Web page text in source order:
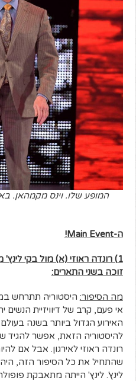
המופע שלו. וינס מקמהאן.
ה-Main Event
!
1) רונדה ראוזי (א) מול בקי
זוכה בשני התארים:
מה הסיפור: היסטוריה תתרחש
אי פעם, קרב של דיוויזיית
האירוע הגדול ביותר בשנה
להיסטוריה הזאת, אפשר
רונדה ראוזי לאירגון. אבל אם
שהתחיל את כל הסיפור הזה,
לינץ'. לינץ' הייתה מתאבקת